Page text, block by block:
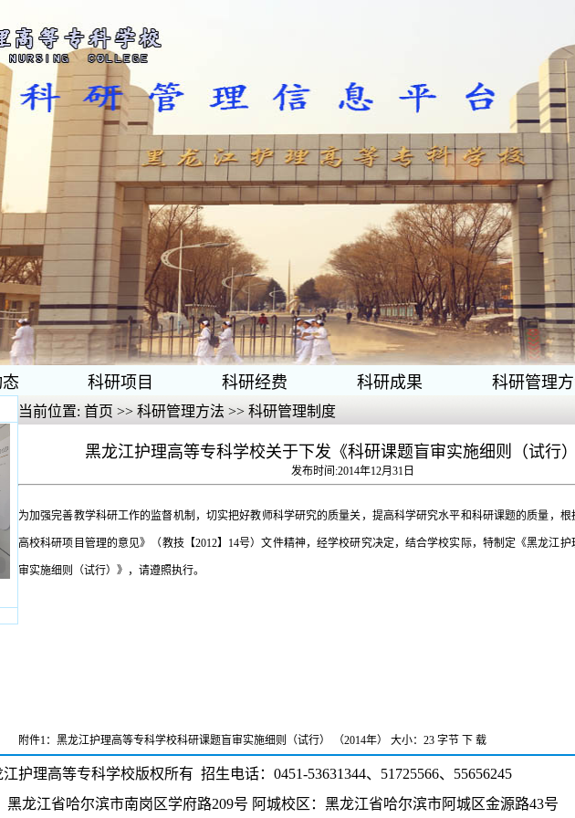
科研项目 科研经费 科研成果 科研管理
当前位置: 首页 >> 科研管理方法 >> 科研管理制度
黑龙江护理高等专科学校关于下发《科研课题盲审实施细则（试行
发布时间:2014年12月31日
为加强完善教学科研工作的监督机制，切实把好教师科学研究的质量关，提高科学研究水平和科研课题的质量，
高校科研项目管理的意见》（教技【2012】14号）文件精神，经学校研究决定，结合学校实际，特制定《黑龙江
审实施细则（试行）》，请遵照执行。
附件1： 黑龙江护理高等专科学校科研课题盲审实施细则（试行） （2014年） 大小：23 字节 下 载
护理高等专科学校版权所有 招生电话：0451-53631344、51725566、55656245
黑龙江省哈尔滨市南岗区学府路209号 阿城校区：黑龙江省哈尔滨市阿城区金源路43号